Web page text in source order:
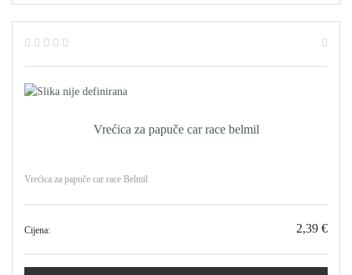
Vrećica za papuče car race belmil
Vrećica za papuče car race Belmil
Cijena: 2,39 €